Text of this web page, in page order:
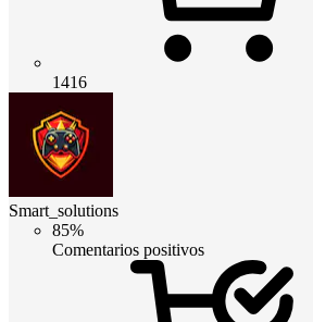
1416
Smart_solutions
85%
Comentarios positivos